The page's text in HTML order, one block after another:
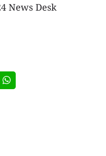
News Desk